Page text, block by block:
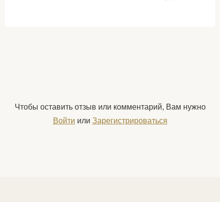
Чтобы оставить отзыв или комментарий, Вам нужно
Войти или Зарегистрироваться